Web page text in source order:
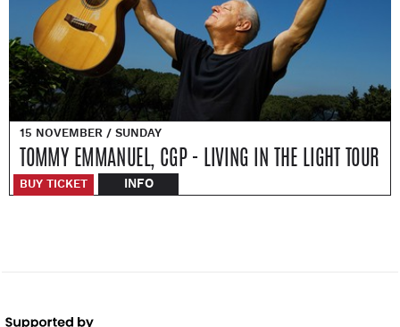
15 NOVEMBER / SUNDAY
TOMMY EMMANUEL, CGP - LIVING IN THE LIGHT TOUR
BUY TICKET INFO